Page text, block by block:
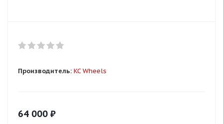
Производитель: KC Wheels
64 000 ₽